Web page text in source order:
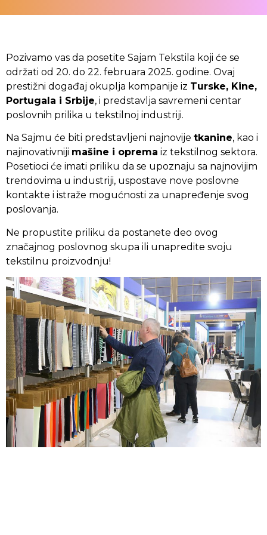
Pozivamo vas da posetite Sajam Tekstila koji će se
održati od 20. do 22. februara 2025. godine. Ovaj
prestižni događaj okuplja kompanije iz Turske, Kine,
Portugala i Srbije, i predstavlja savremeni centar
poslovnih prilika u tekstilnoj industriji.
Na Sajmu će biti predstavljeni najnovije tkanine, kao i
najinovativniji mašine i oprema iz tekstilnog sektora.
Posetioci će imati priliku da se upoznaju sa najnovijim
trendovima u industriji, uspostave nove poslovne
kontakte i istraže mogućnosti za unapređenje svog
poslovanja.
Ne propustite priliku da postanete deo ovog
značajnog poslovnog skupa ili unapredite svoju
tekstilnu proizvodnju!